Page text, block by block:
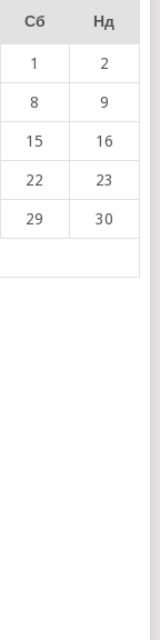
Сб Нд
1 2
8 9
15 16
22 23
29 30